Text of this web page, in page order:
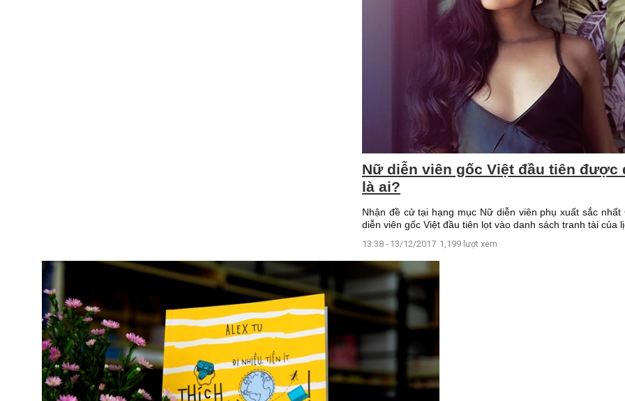
Nữ diễn viên gốc Việt đầu tiên được
là ai?
Nhận đề cử tại hạng mục Nữ diễn viên phụ xuất sắc
diễn viên gốc Việt đầu tiên lọt vào danh sách tranh tài của
13:38 - 13/12/2017 1,199 lượt xem